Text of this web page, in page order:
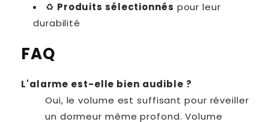
♻️ Produits sélectionnés pour leur
durabilité
FAQ
L'alarme est-elle bien audible ?
Oui, le volume est suffisant pour réveiller
un dormeur même profond. Volume